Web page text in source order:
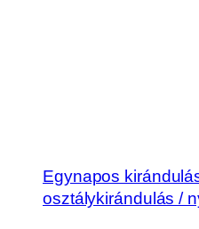
Egynapos
osztálykirándulás /